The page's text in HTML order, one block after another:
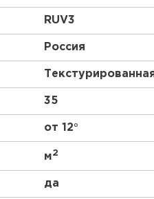
RUV3
Россия
35
от 12°
м2
да